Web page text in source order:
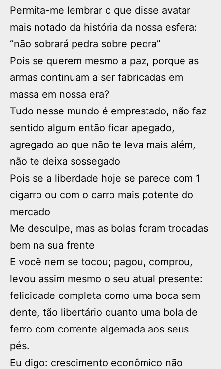
Permita-me lembrar o que disse avatar
mais notado da história da nossa esfera:
“não sobrará pedra sobre pedra”
Pois se querem mesmo a paz, porque as
armas continuam a ser fabricadas em
massa em nossa era?
Tudo nesse mundo é emprestado, não faz
sentido algum então ficar apegado,
agregado ao que não te leva mais além,
não te deixa sossegado
Pois se a liberdade hoje se parece com 1
cigarro ou com o carro mais potente do
mercado
Me desculpe, mas as bolas foram trocadas
bem na sua frente
E você nem se tocou; pagou, comprou,
levou assim mesmo o seu atual presente:
felicidade completa como uma boca sem
dente, tão libertário quanto uma bola de
ferro com corrente algemada aos seus
pés.
Eu digo: crescimento econômico não